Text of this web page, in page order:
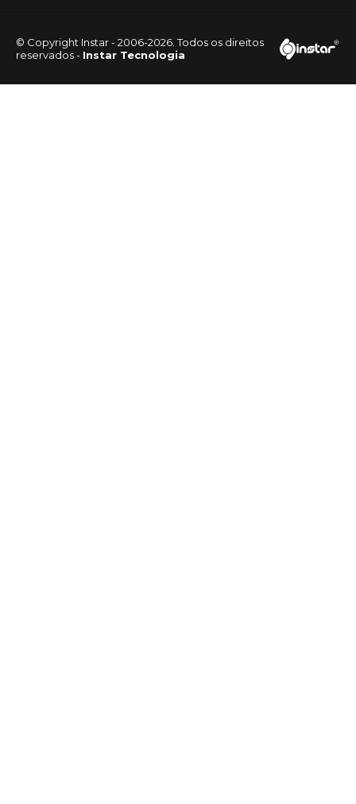
© Copyright Instar - 2006-2026. Todos os direitos
reservados - Instar Tecnologia